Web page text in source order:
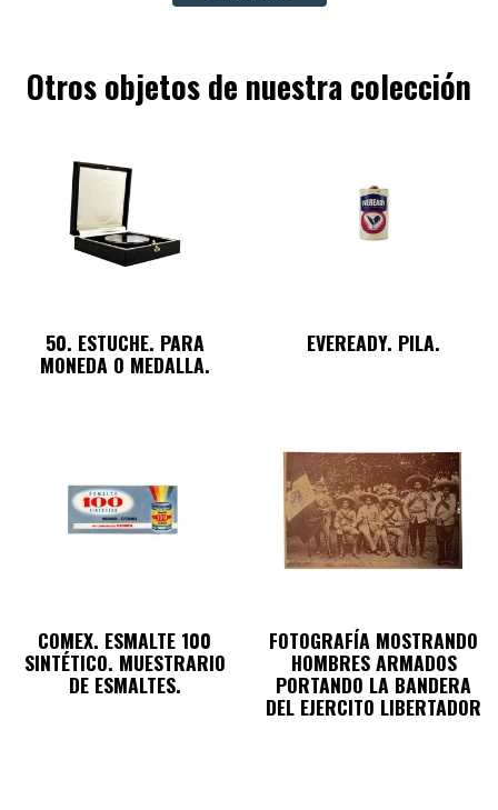
Otros objetos de nuestra colección
50. ESTUCHE. PARA
MONEDA O MEDALLA.
EVEREADY. PILA.
COMEX. ESMALTE 100
SINTÉTICO. MUESTRARIO
DE ESMALTES.
FOTOGRAFÍA MOSTRANDO
HOMBRES ARMADOS
PORTANDO LA BANDERA
DEL EJERCITO LIBERTADOR